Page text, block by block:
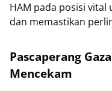
HAM pada posisi vital
dan memastikan
Pascaperang
Mencekam